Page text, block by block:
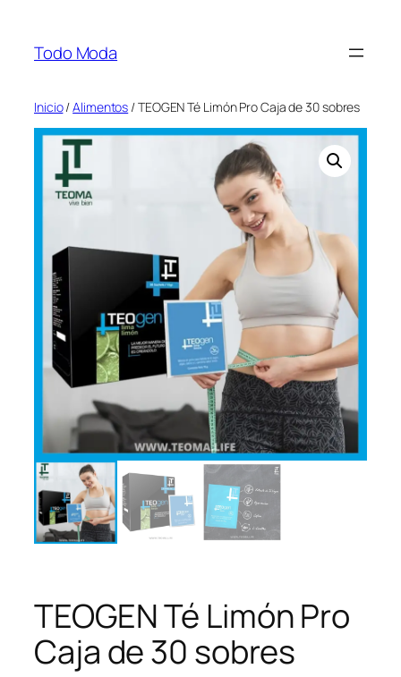
contenido
Todo Moda
Inicio/Alimentos / TEOGEN Té Limón Pro Caja de 30 sobres
TEOGEN Té Limón Pro
Caja de 30 sobres